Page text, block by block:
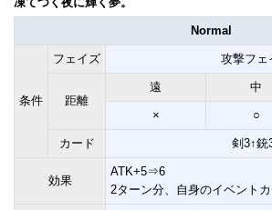
Normal
条件
フェイズ 攻撃フェ
距離
遠 中
× ○
カード 剣3↑銃
効果
ATK+5⇒6
2ターン分、自身のイベント